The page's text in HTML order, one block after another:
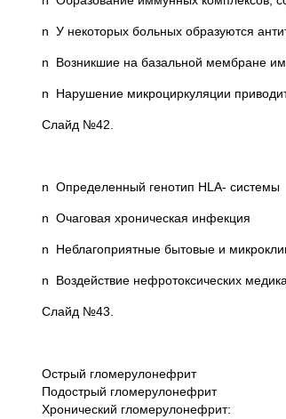
n У некоторых больных образуются
n Возникшие на базальной мембране
n Нарушение микроциркуляции
Слайд №42.
n Определенный генотип HLA- системы
n Очаговая хроническая инфекция
n Неблагоприятные бытовые и
n Воздействие нефротоксических
Слайд №43.
Острый гломерулонефрит
Подострый гломерулонефрит
Хронический гломерулонефрит: